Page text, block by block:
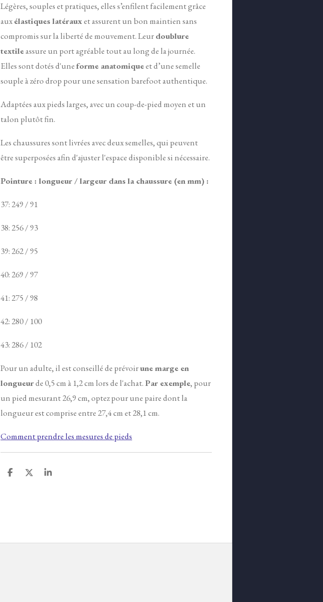
Légères, souples et pratiques, elles s’enfilent facilement grâce
auxélastiques latérauxet assurent un bon maintien sans
compromis sur la liberté de mouvement. Leurdoublure
textileassure un port agréable tout au long de la journée.
Elles sont dotés d'uneforme anatomiqueet d’une semelle
souple à zéro drop pour une sensation barefoot authentique.
Adaptées aux pieds larges, avec un coup-de-pied moyen et un
talon plutôt fin.
Les chaussures sont livrées avec deux semelles, qui peuvent
être superposées afin d'ajuster l'espace disponible si nécessaire.
Pointure : longueur / largeur dans la chaussure (en mm) :
37: 249 / 91
38: 256 / 93
39: 262 / 95
40: 269 / 97
41: 275 / 98
42: 280 / 100
43: 286 / 102
Pour un adulte, il est conseillé de prévoirune marge en
longueurde 0,5 cm à 1,2 cm lors de l'achat.Par exemple, pour
un pied mesurant 26,9 cm, optez pour une paire dont la
longueur est comprise entre 27,4 cm et 28,1 cm.
Comment prendre les mesures de pieds
P
P
P